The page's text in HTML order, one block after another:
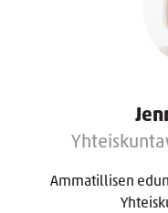
Ammatillisen